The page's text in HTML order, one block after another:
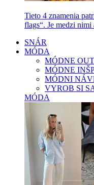
Tieto 4 znamenia
flags“. Je medzi nimi
SNÁR
MÓDA
MÓDNE
MÓDNE
MÓDNI
VYROB SI
MÓDA